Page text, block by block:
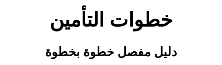
خطوات التأمين
دليل مفصل خطوة بخطوة